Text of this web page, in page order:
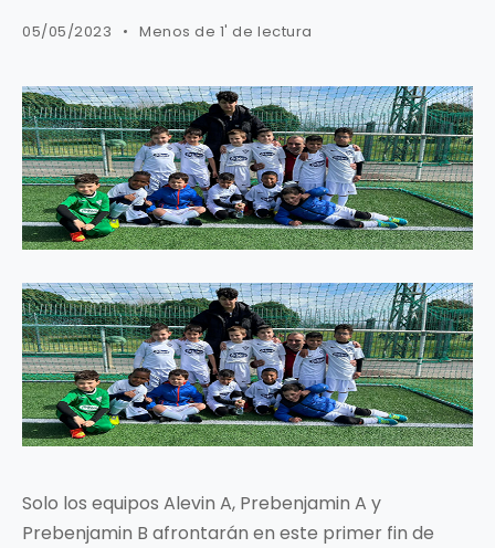
05/05/2023 Menos de 1' de lectura
Solo los equipos Alevin A, Prebenjamin A y
Prebenjamin B afrontarán en este primer fin de